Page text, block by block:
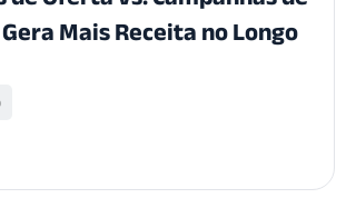
Mais Receita no Longo